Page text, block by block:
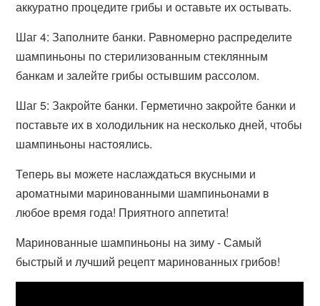
аккуратно процедите грибы и оставьте их остывать.
Шаг 4: Заполните банки. Равномерно распределите
шампиньоны по стерилизованным стеклянным
банкам и залейте грибы остывшим рассолом.
Шаг 5: Закройте банки. Герметично закройте банки и
поставьте их в холодильник на несколько дней, чтобы
шампиньоны настоялись.
Теперь вы можете наслаждаться вкусными и
ароматными маринованными шампиньонами в
любое время года! Приятного аппетита!
Маринованные шампиньоны на зиму - Самый
быстрый и лучший рецепт маринованных грибов!